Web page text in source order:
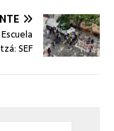
SEF